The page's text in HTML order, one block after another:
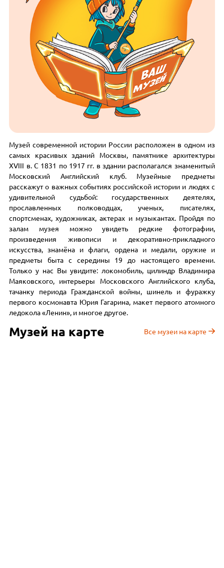
Музей современной истории России расположен в одном из
самых красивых зданий Москвы, памятнике архитектуры
XVIII в. С 1831 по 1917 гг. в здании располагался знаменитый
Московский Английский клуб. Музейные предметы
расскажут о важных событиях российской истории и людях с
удивительной судьбой: государственных деятелях,
прославленных полководцах, ученых, писателях,
спортсменах, художниках, актерах и музыкантах. Пройдя по
залам музея можно увидеть редкие фотографии,
произведения живописи и декоративно-прикладного
искусства, знамёна и флаги, ордена и медали, оружие и
предметы быта с середины 19 до настоящего времени.
Только у нас Вы увидите: локомобиль, цилиндр Владимира
Маяковского, интерьеры Московского Английского клуба,
тачанку периода Гражданской войны, шинель и фуражку
первого космонавта Юрия Гагарина, макет первого атомного
ледокола «Ленин», и многое другое.
Музей на карте Все музеи на карте